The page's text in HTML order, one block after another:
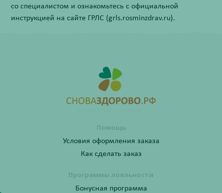
со специалистом и ознакомьтесь с официальной
инструкцией на сайте ГРЛС (grls.rosminzdrav.ru).
Помощь
Условия оформления заказа
Как сделать заказ
Программы лояльности
Бонусная программа